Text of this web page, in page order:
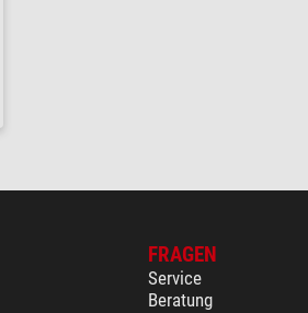
FRAGEN
Service
Beratung